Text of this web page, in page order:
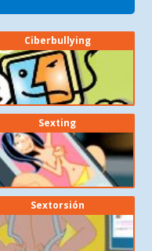
Ciberbullying
Sexting
Sextorsión